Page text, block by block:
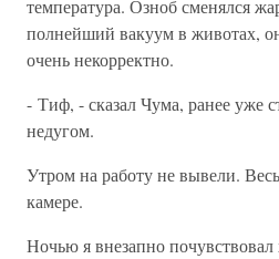
температура. Озноб сменялся
полнейший вакуум в животах,
очень некорректно.
- Тиф, - сказал Чума, ранее уже
недугом.
Утром на работу не вывели.
камере.
Ночью я внезапно